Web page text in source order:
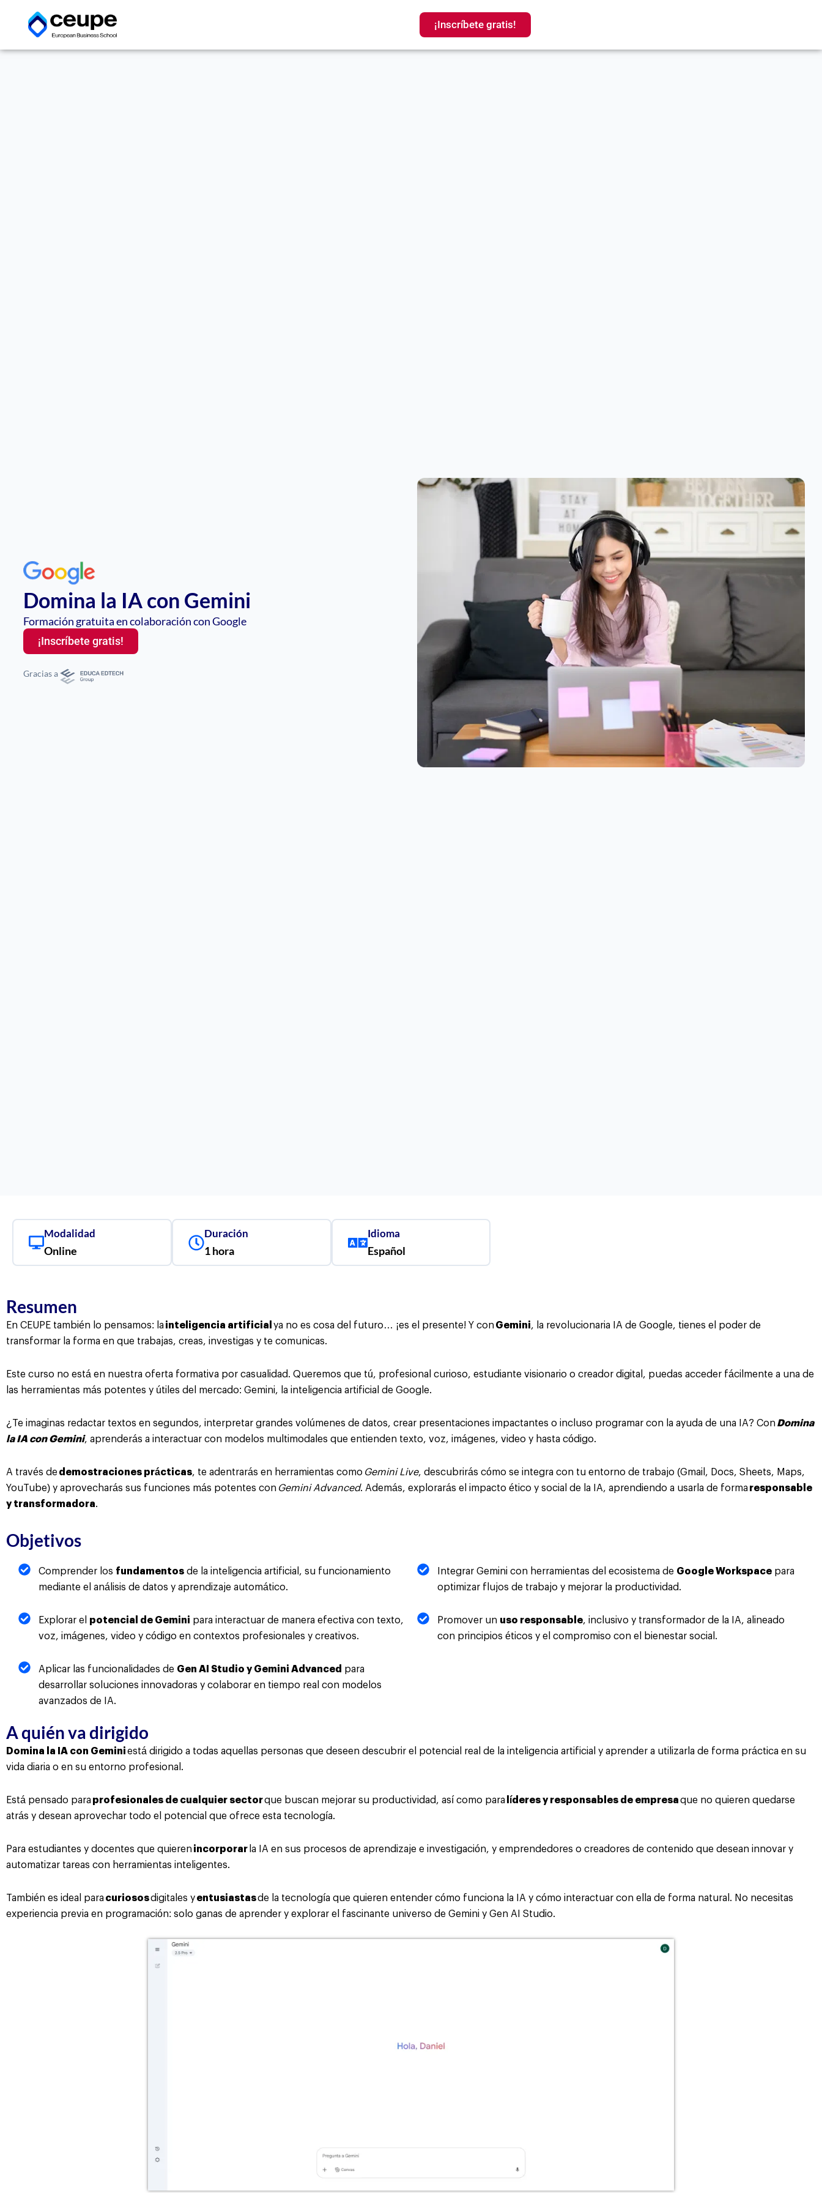
¡Inscríbete gratis!
Domina la IA con Gemini
Formación gratuita en colaboración con Google
¡Inscríbete gratis!
Gracias a
Modalidad
Online
Duración
1 hora
Idioma
Español
Resumen
En CEUPE también lo pensamos: lainteligencia artificial ya no es cosa del futuro… ¡es el presente! Y conGemini, la revolucionaria IA de Google, tienes el poder de
transformar la forma en que trabajas, creas, investigas y te comunicas.
Este curso no está en nuestra oferta formativa por casualidad. Queremos que tú, profesional curioso, estudiante visionario o creador digital, puedas acceder fácilmente a una de
las herramientas más potentes y útiles del mercado: Gemini, la inteligencia artificial de Google.
¿Te imaginas redactar textos en segundos, interpretar grandes volúmenes de datos, crear presentaciones impactantes o incluso programar con la ayuda de una IA? ConDomina
la IA con Gemini, aprenderás a interactuar con modelos multimodales que entienden texto, voz, imágenes, video y hasta código.
A través de demostraciones prácticas, te adentrarás en herramientas como Gemini Live, descubrirás cómo se integra con tu entorno de trabajo (Gmail, Docs, Sheets, Maps,
YouTube) y aprovecharás sus funciones más potentes con Gemini Advanced. Además, explorarás el impacto ético y social de la IA, aprendiendo a usarla de formaresponsable
y transformadora.
Objetivos
Comprender los fundamentos de la inteligencia artificial, su funcionamiento
mediante el análisis de datos y aprendizaje automático.
Explorar el potencial de Gemini para interactuar de manera efectiva con texto,
voz, imágenes, video y código en contextos profesionales y creativos.
Aplicar las funcionalidades de Gen AI Studio y Gemini Advanced para
desarrollar soluciones innovadoras y colaborar en tiempo real con modelos
avanzados de IA.
Integrar Gemini con herramientas del ecosistema de Google Workspace para
optimizar flujos de trabajo y mejorar la productividad.
Promover un uso responsable, inclusivo y transformador de la IA, alineado
con principios éticos y el compromiso con el bienestar social.
A quién va dirigido
Domina la IA con Geminiestá dirigido a todas aquellas personas que deseen descubrir el potencial real de la inteligencia artificial y aprender a utilizarla de forma práctica en su
vida diaria o en su entorno profesional.
Está pensado paraprofesionales de cualquier sectorque buscan mejorar su productividad, así como para líderes y responsables de empresaque no quieren quedarse
atrás y desean aprovechar todo el potencial que ofrece esta tecnología.
Para estudiantes y docentes que quierenincorporar la IA en sus procesos de aprendizaje e investigación, y emprendedores o creadores de contenido que desean innovar y
automatizar tareas con herramientas inteligentes.
También es ideal paracuriososdigitales yentusiastasde la tecnología que quieren entender cómo funciona la IA y cómo interactuar con ella de forma natural. No necesitas
experiencia previa en programación: solo ganas de aprender y explorar el fascinante universo de Gemini y Gen AI Studio.